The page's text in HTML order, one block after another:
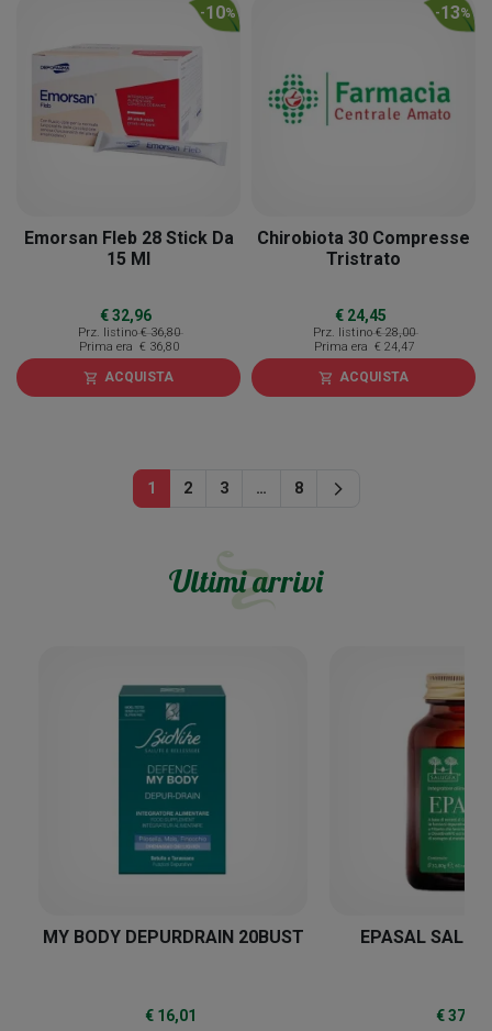
-10%
Emorsan Fleb 28 Stick Da
15 Ml
€ 32,96
Prz. listino € 36,80
Prima era € 36,80
shopping_cart ACQUISTA
-13%
Chirobiota 30 Compresse
Tristrato
€ 24,45
Prz. listino € 28,00
Prima era € 24,47
shopping_cart ACQUISTA
1 2 3 … 8 arrow_forward_ios
Ultimi arrivi
MY BODY DEPURDRAIN 20BUST
€ 16,01
EPASAL
€ 37,80